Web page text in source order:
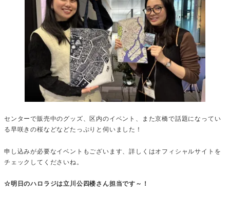
センターで販売中のグッズ、区内のイベント、また京橋で話題になってい
る早咲きの桜などなどたっぷりと伺いました！
申し込みが必要なイベントもございます、詳しくはオフィシャルサイトを
チェックしてくださいね。
☆明日のハロラジは立川公四楼さん担当です～！